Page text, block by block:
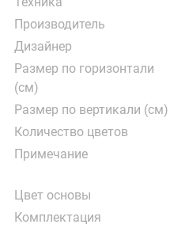
Производитель
Дизайнер
Размер по горизонтали
(см)
Размер по вертикали (см)
Количество цветов
Примечание
Цвет основы
Комплектация